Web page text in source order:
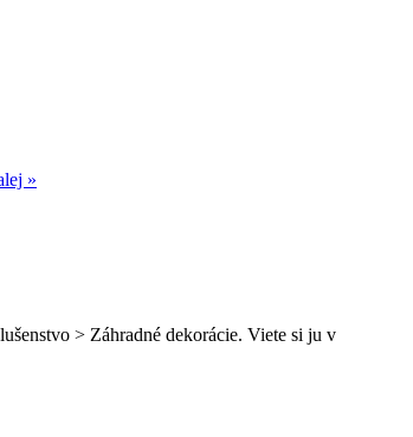
»
> Záhradné dekorácie. Viete si ju v